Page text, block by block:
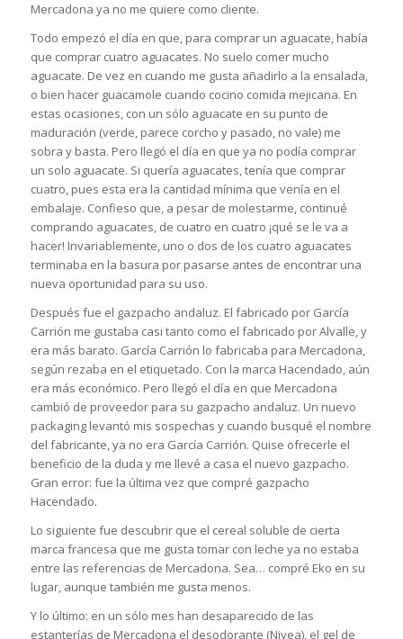
Mercadona ya no me quiere como cliente.
Todo empezó el día en que, para comprar un aguacate, había
que comprar cuatro aguacates. No suelo comer mucho
aguacate. De vez en cuando me gusta añadirlo a la ensalada,
o bien hacer guacamole cuando cocino comida mejicana. En
estas ocasiones, con un sólo aguacate en su punto de
maduración (verde, parece corcho y pasado, no vale) me
sobra y basta. Pero llegó el día en que ya no podía comprar
un solo aguacate. Si quería aguacates, tenía que comprar
cuatro, pues esta era la cantidad mínima que venía en el
embalaje. Confieso que, a pesar de molestarme, continué
comprando aguacates, de cuatro en cuatro ¡qué se le va a
hacer! Invariablemente, uno o dos de los cuatro aguacates
terminaba en la basura por pasarse antes de encontrar una
nueva oportunidad para su uso.
Después fue el gazpacho andaluz. El fabricado por García
Carrión me gustaba casi tanto como el fabricado por Alvalle, y
era más barato. García Carrión lo fabricaba para Mercadona,
según rezaba en el etiquetado. Con la marca Hacendado, aún
era más económico. Pero llegó el día en que Mercadona
cambió de proveedor para su gazpacho andaluz. Un nuevo
packaging levantó mis sospechas y cuando busqué el nombre
del fabricante, ya no era García Carrión. Quise ofrecerle el
beneficio de la duda y me llevé a casa el nuevo gazpacho.
Gran error: fue la última vez que compré gazpacho
Hacendado.
Lo siguiente fue descubrir que el cereal soluble de cierta
marca francesa que me gusta tomar con leche ya no estaba
entre las referencias de Mercadona. Sea… compré Eko en su
lugar, aunque también me gusta menos.
Y lo último: en un sólo mes han desaparecido de las
estanterías de Mercadona el desodorante (Nivea), el gel de